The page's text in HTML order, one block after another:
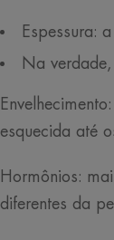
Espessura:
Na
esquecida até
Hormônios:
diferentes da